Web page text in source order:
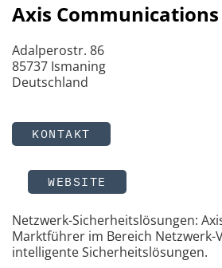
Axis Communications
Adalperostr. 86
85737 Ismaning
Deutschland
KONTAKT
WEBSITE
Netzwerk-Sicherheitslösungen:
Marktführer im Bereich Netzwerk-
intelligente Sicherheitslösungen.